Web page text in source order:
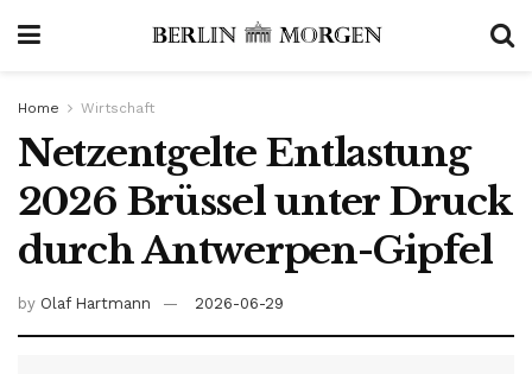
Home Wirtschaft
Netzentgelte Entlastung
2026 Brüssel unter Druck
durch Antwerpen-Gipfel
by Olaf Hartmann 2026-06-29